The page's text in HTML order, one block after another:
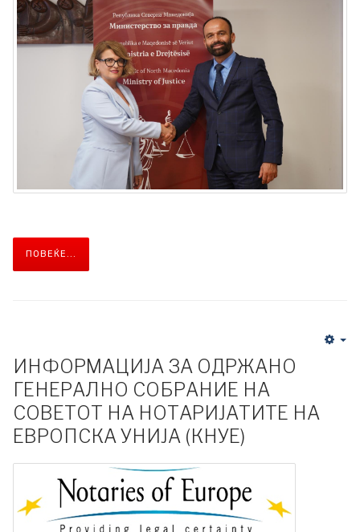
ПОВЕЌЕ...
ИНФОРМАЦИЈА ЗА ОДРЖАНО
ГЕНЕРАЛНО СОБРАНИЕ НА
СОВЕТОТ НА НОТАРИЈАТИТЕ НА
ЕВРОПСКА УНИЈА (КНУЕ)